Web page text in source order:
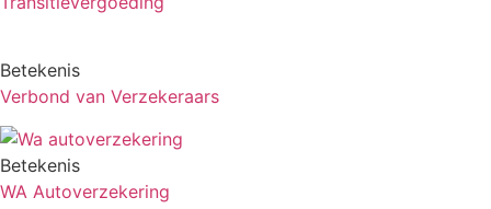
Betekenis
Verbond van Verzekeraars
Betekenis
WA Autoverzekering